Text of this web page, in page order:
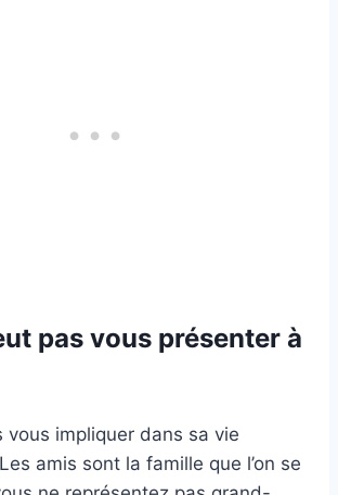
pas vous présenter à
vous impliquer dans sa vie
amis sont la famille que l’on se